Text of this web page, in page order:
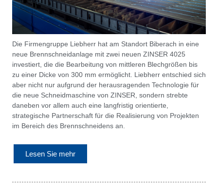
Die Firmengruppe Liebherr hat am Standort Biberach in eine
neue Brennschneidanlage mit zwei neuen ZINSER 4025
investiert, die die Bearbeitung von mittleren Blechgrößen bis
zu einer Dicke von 300 mm ermöglicht. Liebherr entschied sich
aber nicht nur aufgrund der herausragenden Technologie für
die neue Schneidmaschine von ZINSER, sondern strebte
daneben vor allem auch eine langfristig orientierte,
strategische Partnerschaft für die Realisierung von Projekten
im Bereich des Brennschneidens an.
Lesen Sie mehr